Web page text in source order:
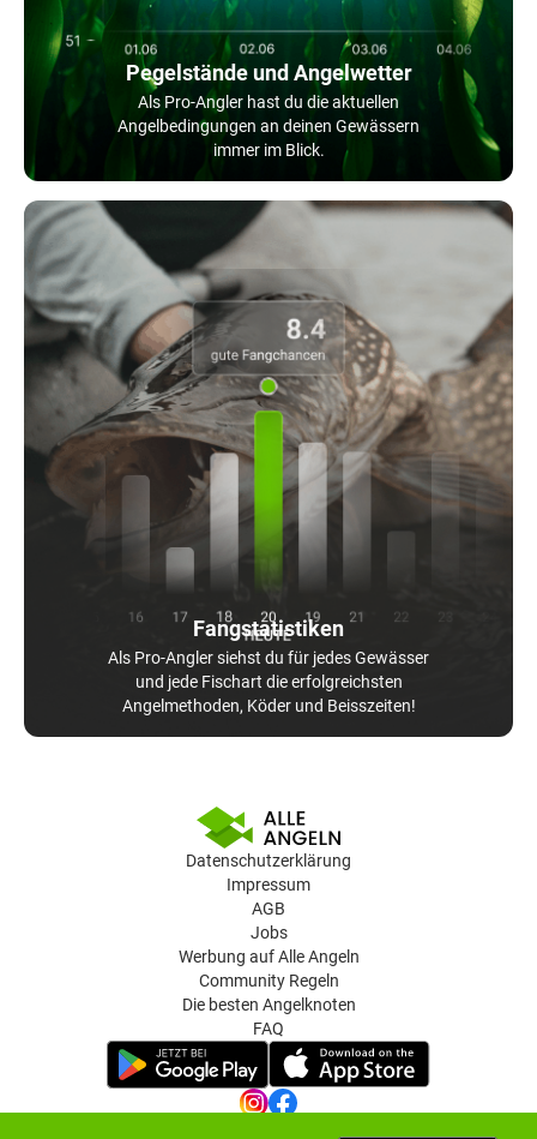
Pegelstände und Angelwetter
Als Pro-Angler hast du die aktuellen
Angelbedingungen an deinen Gewässern
immer im Blick.
Fangstatistiken
Als Pro-Angler siehst du für jedes Gewässer
und jede Fischart die erfolgreichsten
Angelmethoden, Köder und Beisszeiten!
Datenschutzerklärung
Impressum
AGB
Jobs
Werbung auf Alle Angeln
Community Regeln
Die besten Angelknoten
FAQ